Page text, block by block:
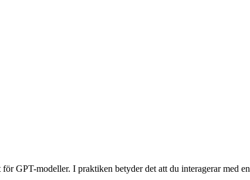
GPT-modeller. I praktiken betyder det att du interagerar med en